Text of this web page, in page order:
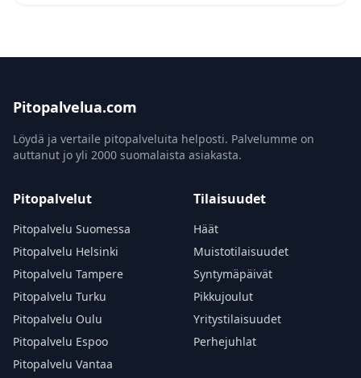
Pitopalvelua.com
Löydä ja vertaile pitopalveluita helposti. Palvelumme on
auttanut jo yli 2000 suomalaista asiakasta.
Pitopalvelut
Pitopalvelu Suomessa
Pitopalvelu Helsinki
Pitopalvelu Tampere
Pitopalvelu Turku
Pitopalvelu Oulu
Pitopalvelu Espoo
Pitopalvelu Vantaa
Tilaisuudet
Häät
Muistotilaisuudet
Syntymäpäivät
Pikkujoulut
Yritystilaisuudet
Perhejuhlat